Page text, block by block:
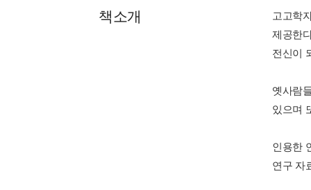
책소개
고고학
제공한
전신이
옛사람
있으며
인용한
연구 자